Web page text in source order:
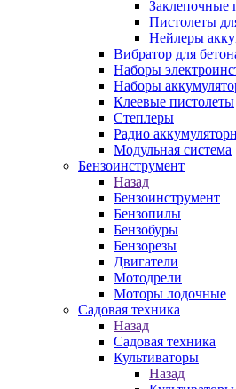
Заклепочные
Пистолеты
Нейлеры
Вибратор для
Наборы
Наборы
Клеевые пистолеты
Степлеры
Радио
Модульная система
Бензоинструмент
Назад
Бензоинструмент
Бензопилы
Бензобуры
Бензорезы
Двигатели
Мотодрели
Моторы лодочные
Садовая техника
Назад
Садовая техника
Культиваторы
Назад